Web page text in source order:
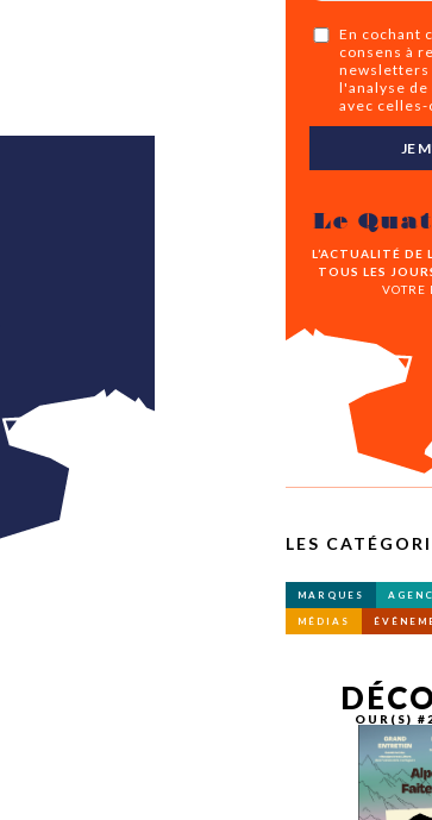
En cochant
consens à
newsletters
l'analyse
avec celles-
JE
Le
L’ACTUALITÉ DE
TOUS LES
VOTRE
LES
MARQUES
MÉDIAS
OUR(S)